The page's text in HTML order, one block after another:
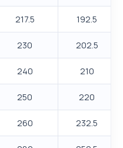
217.5 192.5
230 202.5
240 210
250 220
260 232.5